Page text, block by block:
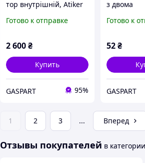
тор внутрішній, Atiker
Готово к отправке
2 600₴
Купить
GASPART 95%
з двома
Готово к
52₴
GASPART
1 2 3 ... Вперед
Отзывы покупателей в